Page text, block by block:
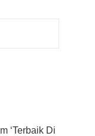
‘Terbaik Di